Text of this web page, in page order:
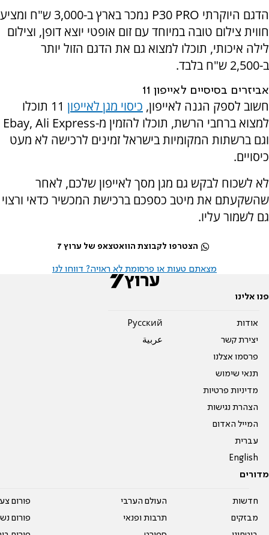
הדגם היוקרתי P30 PRO
נמכר בארץ ב-3,000 ש"ח ומציע
חווית צילום טובה במיוחד עם זום אופטי יוצא דופן, וצילום
לילה איכותי, תוכלו למצוא גם את הדגם הזול יותר
ב-2,500 ש"ח בלבד.
אביזרים בסיסיים לאייפון 11
חשוב לספק הגנה לאייפון, כיסוי מגן לאייפון
11 תוכלו
למצוא ברחבי הרשת, תוכלו להזמין מ-Ebay, Ali Express
וגם ברשתות המקומיות בישראל זמינים לרכישה לא מעט
כיסויים.
לא לשכוח לבקש גם מגן מסך לאייפון שלכם, לאחר
שהשקעתם את מיטב כספכם ברכישת המכשיר כדאי ורצוי
גם לשמור עליו.
הצטרפו לקבוצת הוואטצאפ של ערוץ 7
מצאתם טעות או פרסומת לא ראויה? דווחו לנו
פנו אלינו
אודות
יצירת קשר
פרסמו אצלנו
תנאי שימוש
מדיניות פרטיות
הצהרת נגישות
המייל האדום
עברית
English
Pусский
عربية
מדורים
חדשות
מבזקים
העולם הערבי
תרבות ופנאי
פורום
פורום